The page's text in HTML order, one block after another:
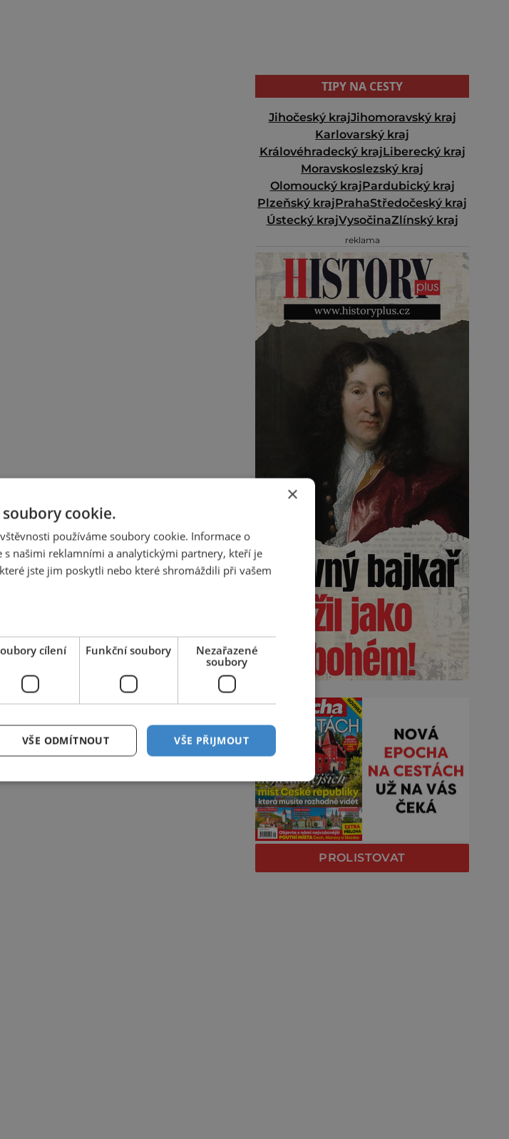
TIPY NA CESTY
Jihočeský krajJihomoravský kraj
Karlovarský kraj
Královéhradecký krajLiberecký kraj
Moravskoslezský kraj
Olomoucký krajPardubický kraj
Plzeňský krajPrahaStředočeský kraj
Ústecký krajVysočinaZlínský kraj
reklama
PROLISTOVAT
×
cookie.
používáme soubory cookie. Informace o
našimi reklamními a analytickými partnery, kteří je
jste jim poskytli nebo které shromáždili při vašem
cílení Funkční soubory
Nezařazené
soubory
VŠE PŘIJMOUT
VŠE ODMÍTNOUT